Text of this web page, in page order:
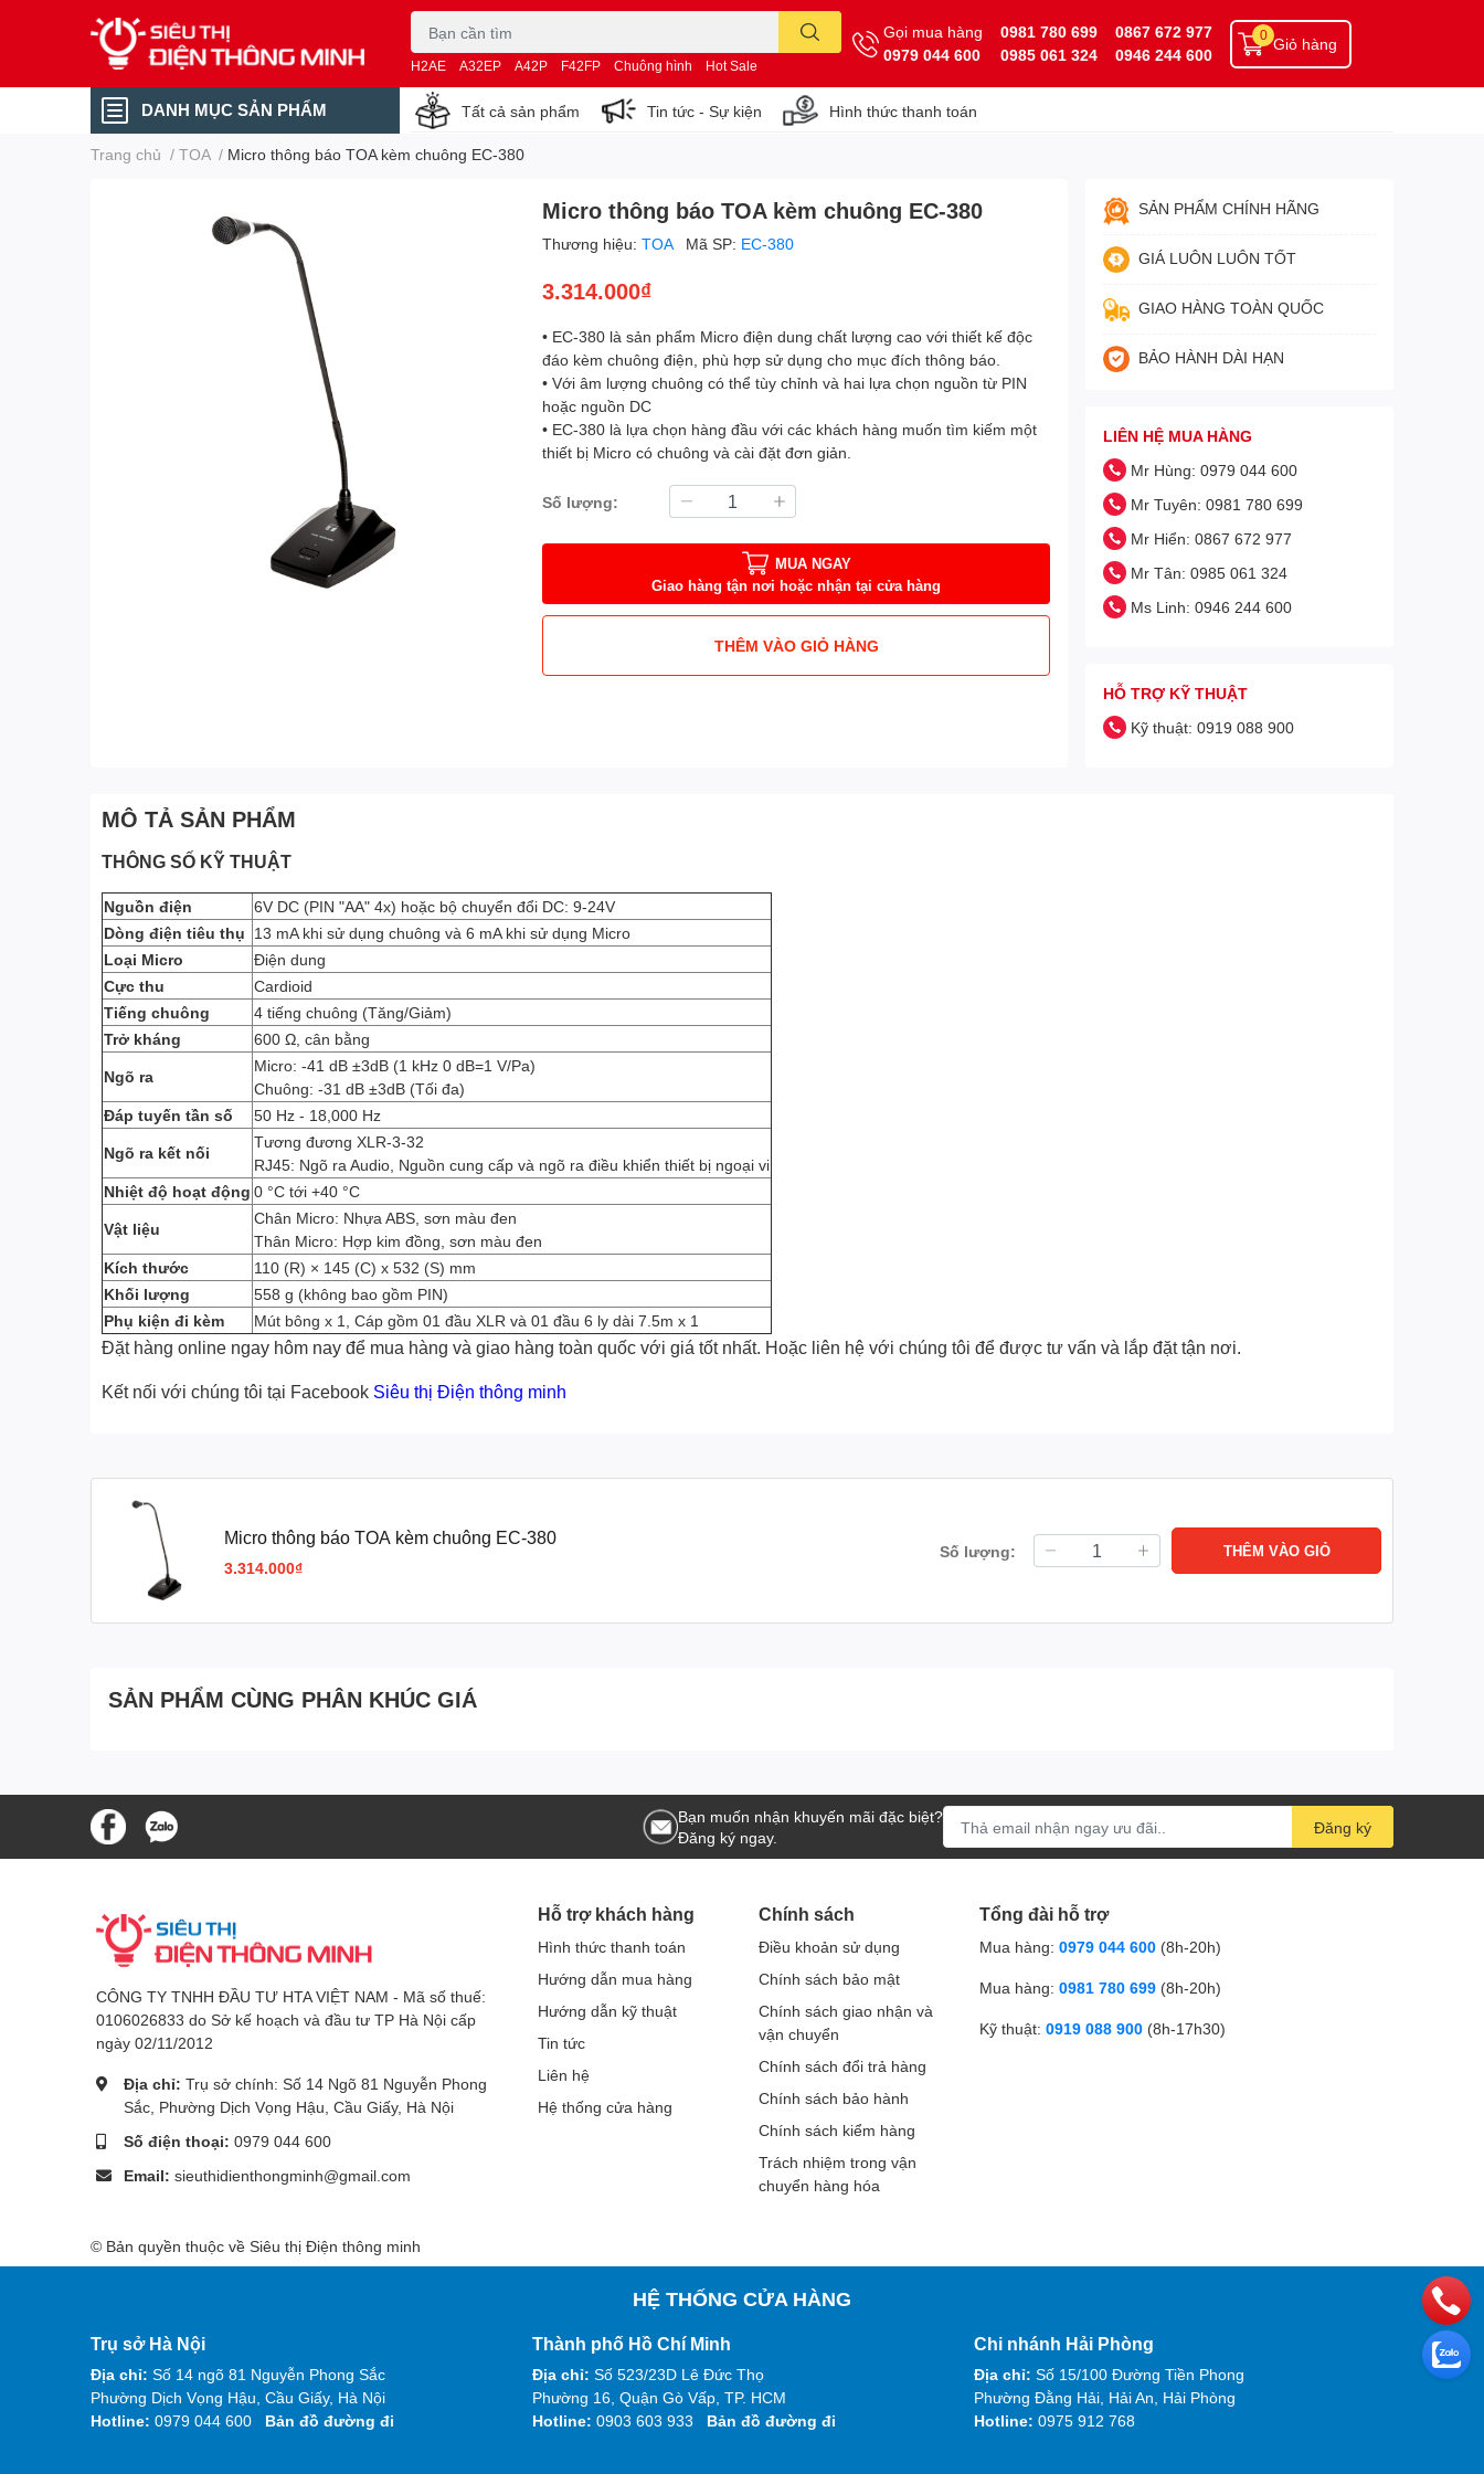
H2AE A32EP A42P F42FP Chuông hình Hot Sale
Gọi mua hàng
0979 044 600
0981 780 699
0985 061 324
0867 672 977
0946 244 600
Giỏ hàng
0
DANH MỤC SẢN PHẨM Tất cả sản phẩm Tin tức - Sự kiện Hình thức thanh toán
Trang chủ / TOA / Micro thông báo TOA kèm chuông EC-380
Micro thông báo TOA kèm chuông EC-380
Thương hiệu:TOA Mã SP: EC-380
3.314.000₫
• EC-380 là sản phẩm Micro điện dung chất lượng cao với thiết kế độc
đáo kèm chuông điện, phù hợp sử dụng cho mục đích thông báo.
• Với âm lượng chuông có thể tùy chỉnh và hai lựa chọn nguồn từ PIN
hoặc nguồn DC
• EC-380 là lựa chọn hàng đầu với các khách hàng muốn tìm kiếm một
thiết bị Micro có chuông và cài đặt đơn giản.
Số lượng:
MUA NGAY
Giao hàng tận nơi hoặc nhận tại cửa hàng
THÊM VÀO GIỎ HÀNG
SẢN PHẨM CHÍNH HÃNG
GIÁ LUÔN LUÔN TỐT
GIAO HÀNG TOÀN QUỐC
BẢO HÀNH DÀI HẠN
LIÊN HỆ MUA HÀNG
Mr Hùng: 0979 044 600
Mr Tuyên: 0981 780 699
Mr Hiển: 0867 672 977
Mr Tân: 0985 061 324
Ms Linh: 0946 244 600
HỖ TRỢ KỸ THUẬT
Kỹ thuật: 0919 088 900
MÔ TẢ SẢN PHẨM
THÔNG SỐ KỸ THUẬT
Nguồn điện
6V DC (PIN "AA" 4x) hoặc bộ chuyển đổi DC: 9-24V
Dòng điện tiêu thụ 13 mA khi sử dụng chuông và 6 mA khi sử dụng Micro
Loại Micro
Điện dung
Cực thu
Cardioid
Tiếng chuông
4 tiếng chuông (Tăng/Giảm)
Trở kháng
600 Ω, cân bằng
Ngõ ra
Micro: -41 dB ±3dB (1 kHz 0 dB=1 V/Pa)
Chuông: -31 dB ±3dB (Tối đa)
Đáp tuyến tần số
50 Hz - 18,000 Hz
Ngõ ra kết nối
Tương đương XLR-3-32
RJ45: Ngõ ra Audio, Nguồn cung cấp và ngõ ra điều khiển thiết bị ngoại vi
Nhiệt độ hoạt động 0 °C tới +40 °C
Vật liệu
Chân Micro: Nhựa ABS, sơn màu đen
Thân Micro: Hợp kim đồng, sơn màu đen
Kích thước
110 (R) × 145 (C) x 532 (S) mm
Khối lượng
558 g (không bao gồm PIN)
Phụ kiện đi kèm
Mút bông x 1, Cáp gồm 01 đầu XLR và 01 đầu 6 ly dài 7.5m x 1
Đặt hàng online ngay hôm nay để mua hàng và giao hàng toàn quốc với giá tốt nhất. Hoặc liên hệ với chúng tôi để được tư vấn và lắp đặt tận nơi.
Kết nối với chúng tôi tại Facebook Siêu thị Điện thông minh
Micro thông báo TOA kèm chuông EC-380
3.314.000₫
Số lượng: THÊM VÀO GIỎ
SẢN PHẨM CÙNG PHÂN KHÚC GIÁ
Bạn muốn nhận khuyến mãi đặc biệt?
Đăng ký ngay.
Đăng ký
CÔNG TY TNHH ĐẦU TƯ HTA VIỆT NAM - Mã số thuế:
0106026833 do Sở kế hoạch và đầu tư TP Hà Nội cấp
ngày 02/11/2012
Địa chỉ: Trụ sở chính: Số 14 Ngõ 81 Nguyễn Phong
Sắc, Phường Dịch Vọng Hậu, Cầu Giấy, Hà Nội
Số điện thoại: 0979 044 600
Email: sieuthidienthongminh@gmail.com
Hỗ trợ khách hàng
Hình thức thanh toán
Hướng dẫn mua hàng
Hướng dẫn kỹ thuật
Tin tức
Liên hệ
Hệ thống cửa hàng
Chính sách
Điều khoản sử dụng
Chính sách bảo mật
Chính sách giao nhận và
vận chuyển
Chính sách đổi trả hàng
Chính sách bảo hành
Chính sách kiểm hàng
Trách nhiệm trong vận
chuyển hàng hóa
Tổng đài hỗ trợ
Mua hàng: 0979 044 600 (8h-20h)
Mua hàng: 0981 780 699 (8h-20h)
Kỹ thuật: 0919 088 900 (8h-17h30)
© Bản quyền thuộc về Siêu thị Điện thông minh
HỆ THỐNG CỬA HÀNG
Trụ sở Hà Nội
Địa chỉ: Số 14 ngõ 81 Nguyễn Phong Sắc
Phường Dịch Vọng Hậu, Cầu Giấy, Hà Nội
Hotline: 0979 044 600 Bản đồ đường đi
Thành phố Hồ Chí Minh
Địa chỉ: Số 523/23D Lê Đức Thọ
Phường 16, Quận Gò Vấp, TP. HCM
Hotline: 0903 603 933 Bản đồ đường đi
Chi nhánh Hải Phòng
Địa chỉ: Số 15/100 Đường Tiền Phong
Phường Đằng Hải, Hải An, Hải Phòng
Hotline: 0975 912 768